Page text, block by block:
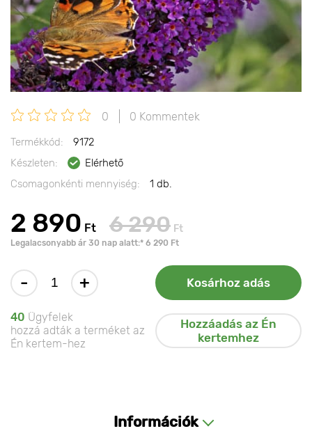
0 0 Kommentek
Termékkód:
9172
Készleten:
Elérhető
Csomagonkénti mennyiség:
1 db.
2 890 Ft 6 290 Ft
Legalacsonyabb ár 30 nap alatt:* 6 290 Ft
- + Kosárhoz adás
40 Ügyfelek
hozzá adták a terméket az
Én kertem-hez
Hozzáadás az Én
kertemhez
Információk